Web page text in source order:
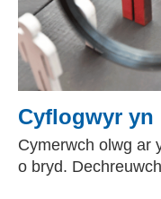
Cyflogwyr
Cymerwch olwg ar
o bryd.